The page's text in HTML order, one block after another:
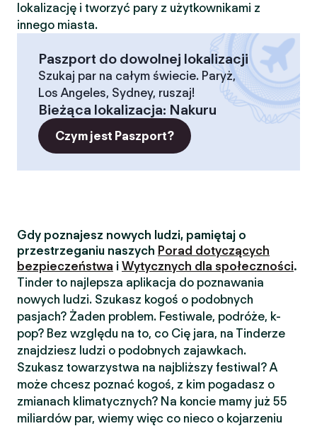
lokalizację i tworzyć pary z użytkownikami z
innego miasta.
Paszport do dowolnej lokalizacji
Szukaj par na całym świecie. Paryż,
Los Angeles, Sydney, ruszaj!
Bieżąca lokalizacja: Nakuru
Czym jest Paszport?
Gdy poznajesz nowych ludzi, pamiętaj o
przestrzeganiu naszych Porad dotyczących
bezpieczeństwa i Wytycznych dla społeczności.
Tinder to najlepsza aplikacja do poznawania
nowych ludzi. Szukasz kogoś o podobnych
pasjach? Żaden problem. Festiwale, podróże, k-
pop? Bez względu na to, co Cię jara, na Tinderze
znajdziesz ludzi o podobnych zajawkach.
Szukasz towarzystwa na najbliższy festiwal? A
może chcesz poznać kogoś, z kim pogadasz o
zmianach klimatycznych? Na koncie mamy już 55
miliardów par, wiemy więc co nieco o kojarzeniu